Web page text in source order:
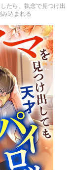
たら、執念で見つけ出
み込まれる